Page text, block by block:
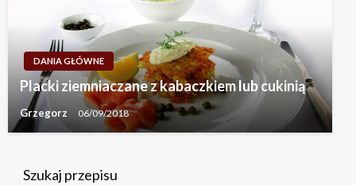
DANIA GŁÓWNE
Placki ziemniaczane z kabaczkiem lub cukinią
Grzegorz 06/09/2018
Szukaj przepisu